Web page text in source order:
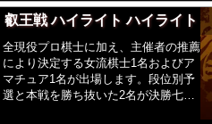
則2番勝負で、勝者組優勝者は2局のう
ち1回勝てば挑戦権を得ますが、敗者
復活戦優勝者は2連勝が挑戦の条件と
なります。棋王とその優勝者が、例年
2月から3月にかけて五番勝負を行いま
す。
叡王戦 ハイライト ハイライト
全現役プロ棋士に加え、主催者の推薦
により決定する女流棋士1名およびア
マチュア1名が出場します。段位別予
選と本戦を勝ち抜いた2名が決勝七番